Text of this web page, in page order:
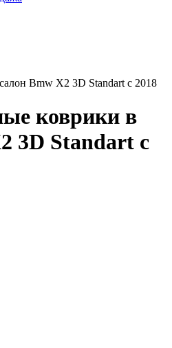
Bmw X2 3D Standart с 2018
коврики в
3D Standart с